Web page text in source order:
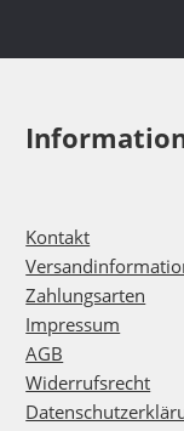
Kontakt
Zahlungsarten
Impressum
AGB
Widerrufsrecht